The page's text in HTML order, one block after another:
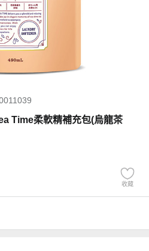
Time柔軟精補充包(烏龍茶
收藏